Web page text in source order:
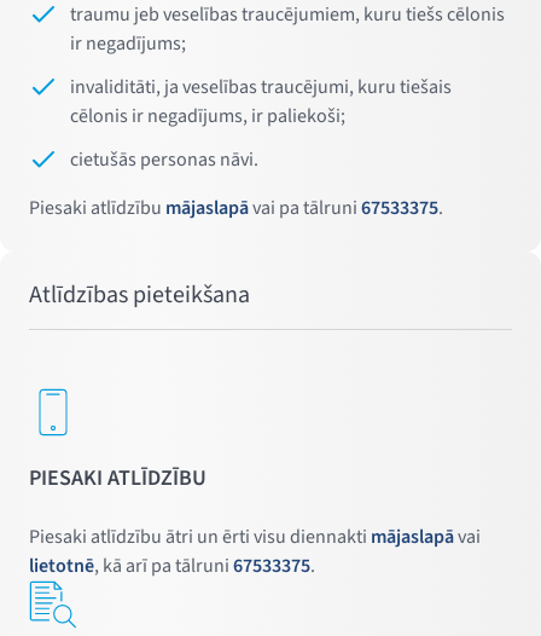
traumu jeb veselības traucējumiem, kuru tiešs cēlonis
ir negadījums;
invaliditāti, ja veselības traucējumi, kuru tiešais
cēlonis ir negadījums, ir paliekoši;
cietušās personas nāvi.
Piesaki atlīdzību mājaslapāvai pa tālruni67533375.
Atlīdzības pieteikšana
PIESAKI ATLĪDZĪBU
Piesaki atlīdzību ātri un ērti visu diennakti mājaslapāvai
lietotnē, kā arī pa tālruni67533375.